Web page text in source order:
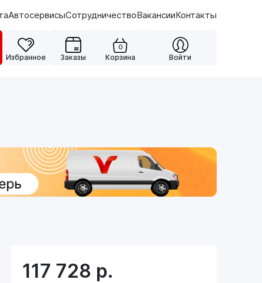
АвтосервисыСотрудничествоВакансииКонтакты
Избранное Заказы
0
Корзина Войти
117 728 р.